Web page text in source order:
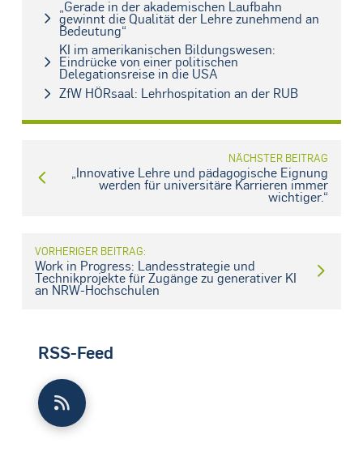
„Gerade in der akademischen Laufbahn
gewinnt die Qualität der Lehre zunehmend an
Bedeutung“
KI im amerikanischen Bildungswesen:
Eindrücke von einer politischen
Delegationsreise in die USA
ZfW HÖRsaal: Lehrhospitation an der RUB
NÄCHSTER BEITRAG
„Innovative Lehre und pädagogische Eignung
werden für universitäre Karrieren immer
wichtiger.“
VORHERIGER BEITRAG:
Work in Progress: Landesstrategie und
Technikprojekte für Zugänge zu generativer KI
an NRW-Hochschulen
RSS-Feed